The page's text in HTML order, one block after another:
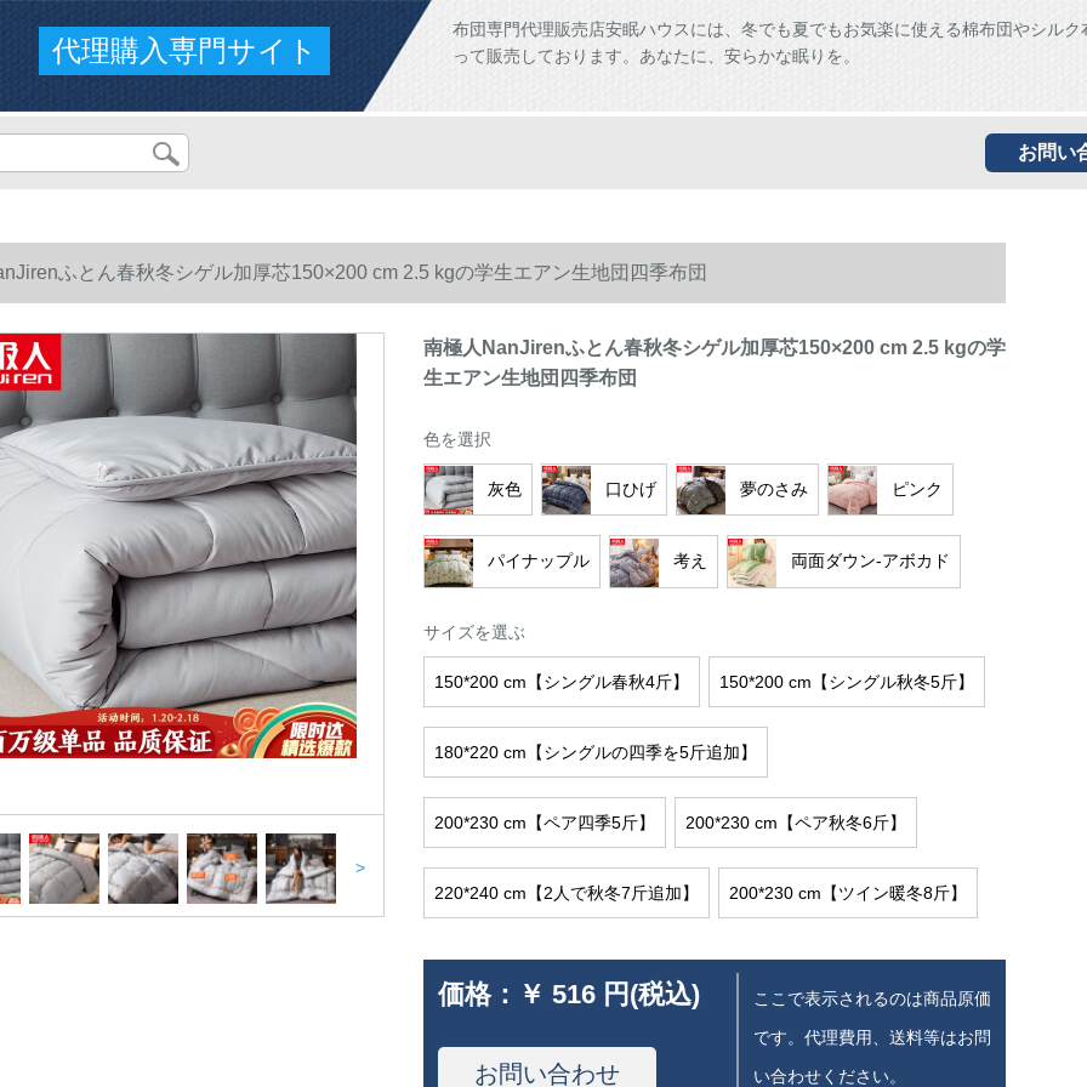
代理購入専門サイト
布団専門代理販売店安眠ハウスには、冬でも夏でもお気楽に使える棉布団やシルク
って販売しております。あなたに、安らかな眠りを。
お問い
ふとん春秋冬シゲル加厚芯150×200 cm 2.5 kgの学生エアン生地団四季布団
>
南極人NanJirenふとん春秋冬シゲル加厚芯150×200 cm 2.5 kgの学
生エアン生地団四季布団
色を選択
灰色 口ひげ 夢のさみ ピンク
パイナップル 考え 両面ダウン-アボカド
サイズを選ぶ
150*200 cm【シングル春秋4斤】 150*200 cm【シングル秋冬5斤】
180*220 cm【シングルの四季を5斤追加】
200*230 cm【ペア四季5斤】 200*230 cm【ペア秋冬6斤】
220*240 cm【2人で秋冬7斤追加】 200*230 cm【ツイン暖冬8斤】
価格： ￥ 516 円(税込)
お問い合わせ
ここで表示されるのは商品原価
です。代理費用、送料等はお問
い合わせください。